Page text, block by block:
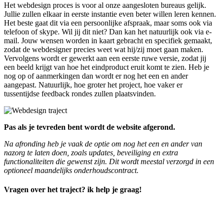
Het webdesign proces is voor al onze aangesloten bureaus gelijk.
Jullie zullen elkaar in eerste instantie even beter willen leren kennen.
Het beste gaat dit via een persoonlijke afspraak, maar soms ook via
telefoon of skype. Wil jij dit niet? Dan kan het natuurlijk ook via e-
mail. Jouw wensen worden in kaart gebracht en specifiek gemaakt,
zodat de webdesigner precies weet wat hij/zij moet gaan maken.
Vervolgens wordt er gewerkt aan een eerste ruwe versie, zodat jij
een beeld krijgt van hoe het eindproduct eruit komt te zien. Heb je
nog op of aanmerkingen dan wordt er nog het een en ander
aangepast. Natuurlijk, hoe groter het project, hoe vaker er
tussentijdse feedback rondes zullen plaatsvinden.
Pas als je tevreden bent wordt de website afgerond.
Na afronding heb je vaak de optie om nog het een en ander van
nazorg te laten doen, zoals updates, beveiliging en extra
functionaliteiten die gewenst zijn. Dit wordt meestal verzorgd in een
optioneel maandelijks onderhoudscontract.
Vragen over het traject? ik help je graag!